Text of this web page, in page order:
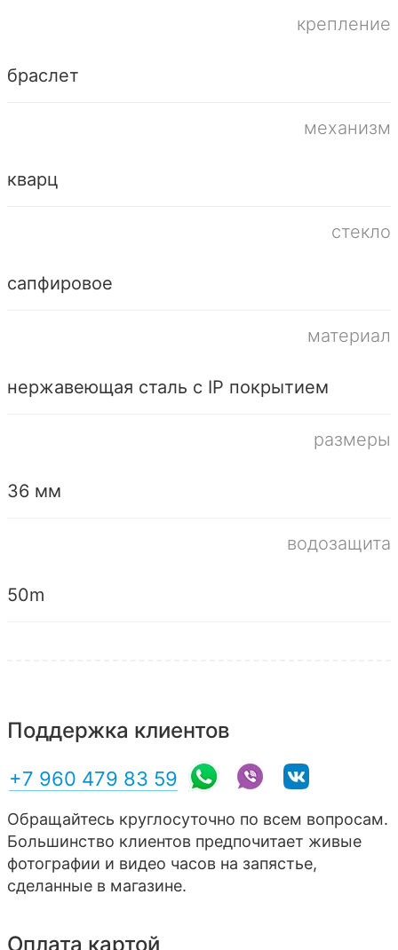
крепление
браслет
механизм
кварц
стекло
сапфировое
материал
нержавеющая сталь с IP покрытием
размеры
36 мм
водозащита
50m
Поддержка клиентов
+7 960 479 83 59
Обращайтесь круглосуточно по всем вопросам.
Большинство клиентов предпочитает живые
фотографии и видео часов на запястье,
сделанные в магазине.
Оплата картой